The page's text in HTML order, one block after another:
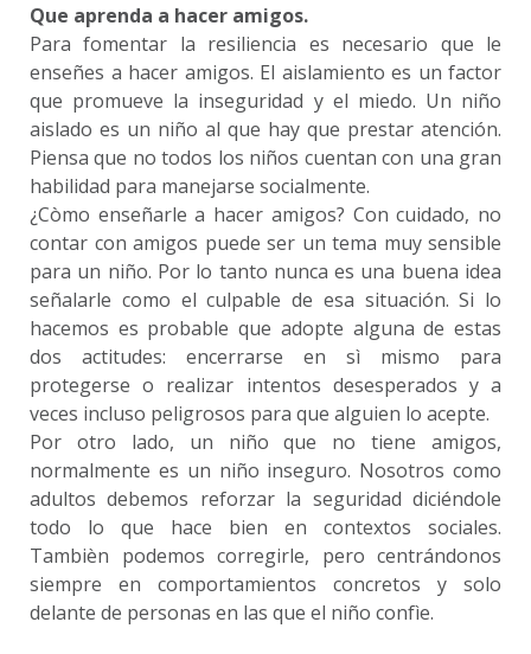
Que aprenda a hacer amigos.
Para fomentar la resiliencia es necesario que le
enseñes a hacer amigos. El aislamiento es un factor
que promueve la inseguridad y el miedo. Un niño
aislado es un niño al que hay que prestar atención.
Piensa que no todos los niños cuentan con una gran
habilidad para manejarse socialmente.
¿Còmo enseñarle a hacer amigos? Con cuidado, no
contar con amigos puede ser un tema muy sensible
para un niño. Por lo tanto nunca es una buena idea
señalarle como el culpable de esa situación. Si lo
hacemos es probable que adopte alguna de estas
dos actitudes: encerrarse en sì mismo para
protegerse o realizar intentos desesperados y a
veces incluso peligrosos para que alguien lo acepte.
Por otro lado, un niño que no tiene amigos,
normalmente es un niño inseguro. Nosotros como
adultos debemos reforzar la seguridad diciéndole
todo lo que hace bien en contextos sociales.
Tambièn podemos corregirle, pero centrándonos
siempre en comportamientos concretos y solo
delante de personas en las que el niño confìe.